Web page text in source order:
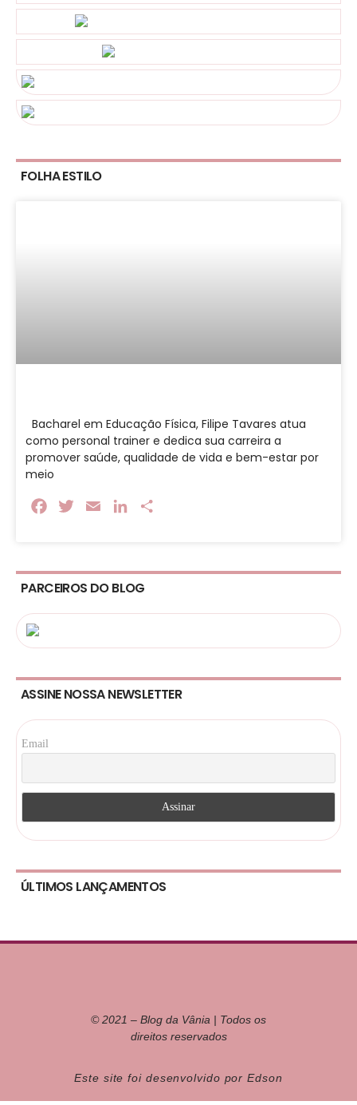
FOLHA ESTILO
Bacharel em Educação Física, Filipe Tavares atua
como personal trainer e dedica sua carreira a
promover saúde, qualidade de vida e bem-estar por
meio
FacebookTwitterEmail LinkedIn
PARCEIROS DO BLOG
ASSINE NOSSA NEWSLETTER
Email
ÚLTIMOS LANÇAMENTOS
© 2021 – Blog da Vânia | Todos os
direitos reservados
Este site foi desenvolvido por Edson